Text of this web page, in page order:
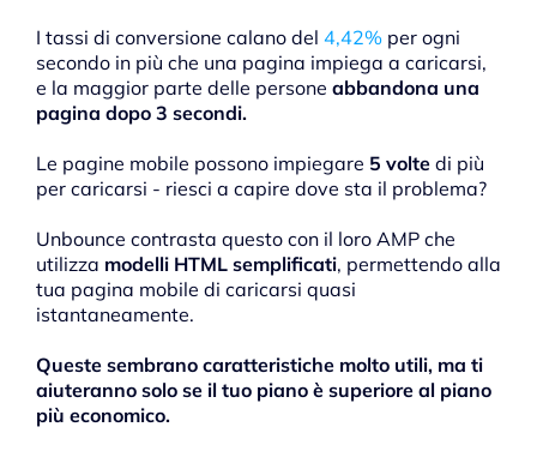
I tassi di conversione calano del 4,42% per ogni
secondo in più che una pagina impiega a caricarsi,
e la maggior parte delle persone abbandona una
pagina dopo 3 secondi.
Le pagine mobile possono impiegare 5 volte di più
per caricarsi - riesci a capire dove sta il problema?
Unbounce contrasta questo con il loro AMP che
utilizza modelli HTML semplificati, permettendo alla
tua pagina mobile di caricarsi quasi
istantaneamente.
Queste sembrano caratteristiche molto utili, ma ti
aiuteranno solo se il tuo piano è superiore al piano
più economico.